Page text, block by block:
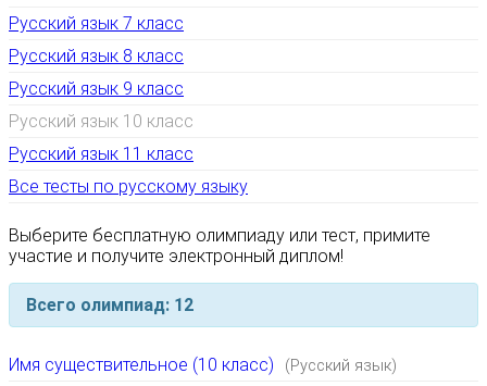
Русский язык 7 класс
Русский язык 8 класс
Русский язык 9 класс
Русский язык 10 класс
Русский язык 11 класс
Все тесты по русскому языку
Выберите бесплатную олимпиаду или тест, примите
участие и получите электронный диплом!
Всего олимпиад: 12
Имя существительное (10 класс) (Русский язык)